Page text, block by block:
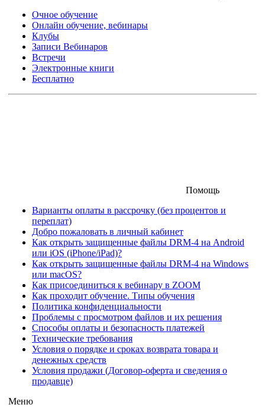
Очное обучение
Онлайн обучение, вебинары
Клубы
Записи Вебинаров
Встречи
Электронные книги
Бесплатно
Помощь
Варианты оплаты в рассрочку (без процентов и
переплат)
Добро пожаловать в личный кабинет
Как открыть защищенные файлы DRM-4 на Android
или iOS (iPhone/iPad)?
Как открыть защищенные файлы DRM-4 на Windows
или macOS?
Как присоединиться к вебинару в ZOOM
Как проходит обучение. Типы обучения
Политика конфиденциальности
Проблемы с просмотром файлов и их решения
Способы оплаты и безопасность платежей
Технические требования
Условия о порядке и сроках возврата товара и
денежных средств
Условия продажи (Договор-оферта и сведения о
продавце)
Меню